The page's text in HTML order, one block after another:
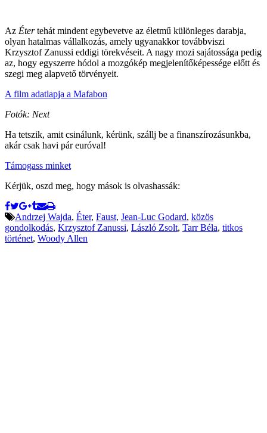
Az Étertehát mindent egybevetve az életmű különleges darabja,
olyan hatalmas vállalkozás, amely ugyanakkor továbbviszi
Krzysztof Zanussi eddigi törekvéseit. A nagy mozi sajátossága pedig
az, hogy egyszerre hódol a mozgókép megjelenítőképessége előtt és
szegi meg alapvető törvényeit.
A film adatlapja a Mafabon
Fotók: Next
Ha tetszik, amit csinálunk, kérünk, szállj be a finanszírozásunkba,
akár csak havi pár euróval!
Támogass minket
Kérjük, oszd meg, hogy mások is olvashassák:
Andrzej Wajda, Éter, Faust, Jean-Luc Godard, közös
gondolkodás, Krzysztof Zanussi, László Zsolt, Tarr Béla, titkos
történet, Woody Allen